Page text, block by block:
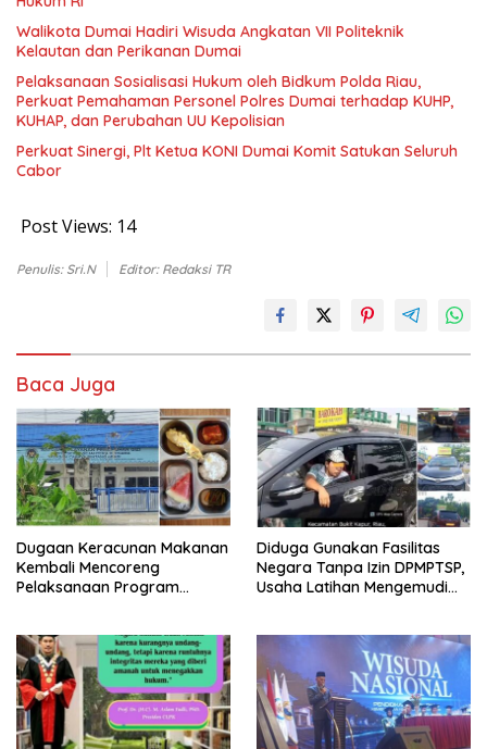
Walikota Dumai Hadiri Wisuda Angkatan VII Politeknik
Kelautan dan Perikanan Dumai
Pelaksanaan Sosialisasi Hukum oleh Bidkum Polda Riau,
Perkuat Pemahaman Personel Polres Dumai terhadap KUHP,
KUHAP, dan Perubahan UU Kepolisian
Perkuat Sinergi, Plt Ketua KONI Dumai Komit Satukan Seluruh
Cabor
Post Views: 14
Penulis: Sri.N Editor: Redaksi TR
Baca Juga
Dugaan Keracunan Makanan
Kembali Mencoreng
Pelaksanaan Program
Bersama Kota Dumai
Diduga Gunakan Fasilitas
Negara Tanpa Izin DPMPTSP,
Usaha Latihan Mengemudi